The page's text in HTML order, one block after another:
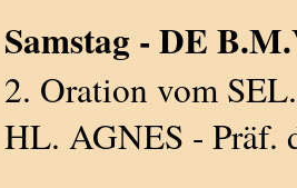
Samstag - DE
2. Oration vom
HL. AGNES - Präf.